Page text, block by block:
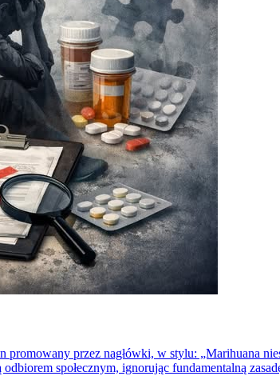
przez nagłówki, w stylu: „Marihuana
społecznym, ignorując fundamentalną